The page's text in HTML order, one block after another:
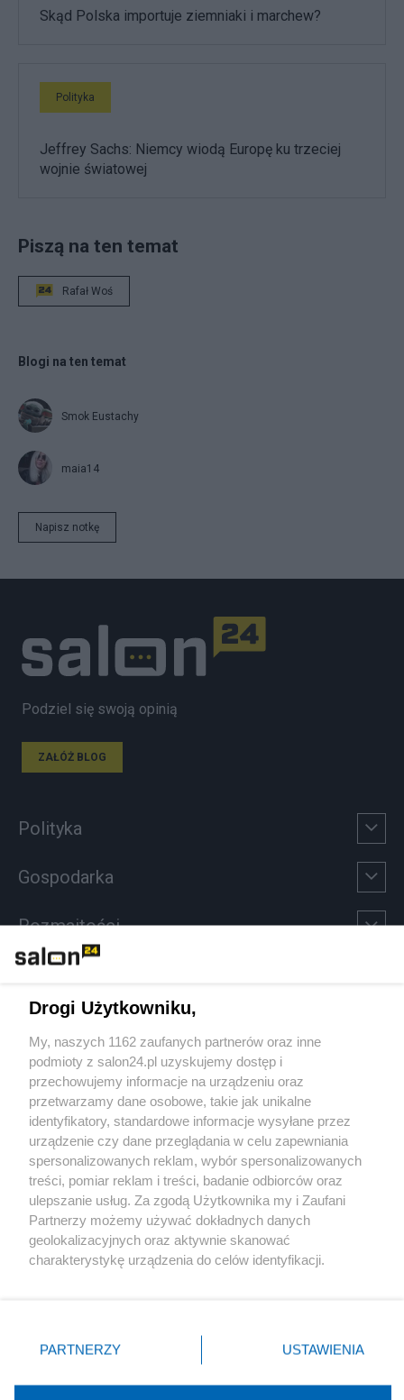
Skąd Polska importuje ziemniaki i marchew?
Polityka
Jeffrey Sachs: Niemcy wiodą Europę ku trzeciej
wojnie światowej
Piszą na ten temat
Rafał Woś
Blogi na ten temat
Smok Eustachy
maia14
Napisz notkę
Podziel się swoją opinią
ZAŁÓŻ BLOG
Polityka
Gospodarka
Rozmaitości
Sport
Społeczeństwo
Kultura
X Facebook Instagram Youtube
Drogi Użytkowniku,
My, naszych 1162 zaufanych partnerów oraz inne
podmioty z salon24.pl uzyskujemy dostęp i
przechowujemy informacje na urządzeniu oraz
przetwarzamy dane osobowe, takie jak unikalne
identyfikatory, standardowe informacje wysyłane przez
urządzenie czy dane przeglądania w celu zapewniania
spersonalizowanych reklam, wybór spersonalizowanych
treści, pomiar reklam i treści, badanie odbiorców oraz
ulepszanie usług. Za zgodą Użytkownika my i Zaufani
Partnerzy możemy używać dokładnych danych
geolokalizacyjnych oraz aktywnie skanować
charakterystykę urządzenia do celów identyfikacji.
zmienić/wycofać klikając przycisk ustawień prywatności
znajdujący się w lewym dolnym rogu strony
rodzaje przetwarzania danych nie wymagają zgody
PARTNERZY USTAWIENIA